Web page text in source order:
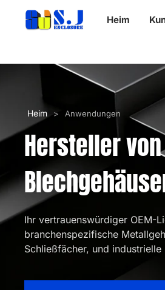
Heim
Heim > Anwendungen
Hersteller
Ihr vertrauenswürdiger OEM-
branchenspezifische
Schließfächer, und industrielle